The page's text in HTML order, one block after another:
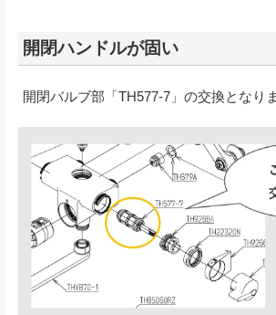
開閉ハンドルが固い
開閉バルブ部「TH577-7」の交換となりま